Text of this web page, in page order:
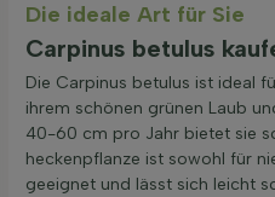
Die ideale Art für Sie
Carpinus betulus
Die Carpinus betulus ist ideal
ihrem schönen grünen Laub
40-60 cm pro Jahr bietet sie
heckenpflanze ist sowohl für
geeignet und lässt sich leicht